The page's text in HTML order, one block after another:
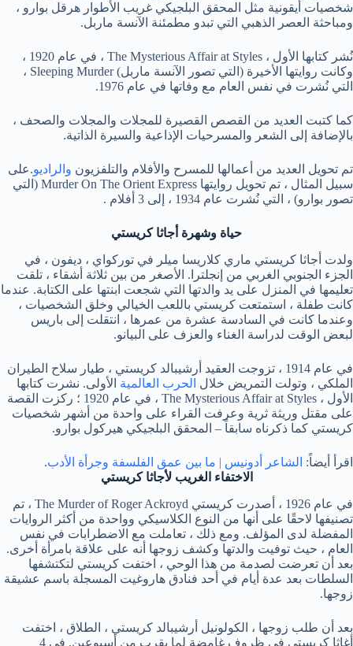
شخصيات أيقونية مثل المحقق البلجيكي غريب الأطوار هرقل بوارو ،
ومباحثة العصر الذهبي التي تبدو مطمئنة الآنسة ماربل.
نُشر كتابها الأول ، The Mysterious Affair at Styles ، في عام 1920 ،
وكانت روايتها الأخيرة (التي تصور الآنسة ماربل) Sleeping Murder ،
التي نُشرت في نفس العام مع وفاتها في عام 1976.
كما كتبت العديد من القصص القصيرة للمجلات والمجلات والصحف ،
بالإضافة إلى الشعر والمسرحيات الإذاعية والسيرة الذاتية.
تم تحويل العديد من أعمالها للمسرح والأفلام والتلفزيون والراديو.على
سبيل المثال ، تم تحويل روايتها Murder On The Orient Express (التي
تصور بوارو) ، التي نُشرت عام 1934 ، إلى 3 أفلام .
حياة وشهرة أجاثا كريستي
ولدت أجاثا كريستي ماري كلاريسا ميلر في توركواي ، ديفون ، في
الجزء الجنوبي الغربي من إنجلترا. الأصغر من بين ثلاثة أشقاء ، تلقت
تعليمها في المنزل على يد والدتها التي شجعت ابنتها على الكتابة. عندما
كانت طفلة ، استمتعت كريستي باللعب الخيالي وخلق الشخصيات ،
وعندما كانت في السادسة عشرة من عمرها ، انتقلت إلى باريس
لبعض الوقت لدراسة الغناء والعزف على البيانو.
في عام 1914 ، تزوجت العقيد أرشيبالد كريستي ، طيار سلاح الطيران
الملكي ، وتولت التمريض خلال الحرب العالمية الأولى. نشرت كتابها
الأول ، The Mysterious Affair at Styles ، في عام 1920 ؛ ركزت القصة
على مقتل وريثة ثرية وعرفت القراء على واحدة من أشهر شخصيات
كريستي كما ذكرناه سابقاً – المحقق البلجيكي هيركول بوارو.
اقرأ أيضاً: الشاعر أدونيس | ما بين عمق الفلسفة وجرأة الأدب.
الاختفاء الغريب لأجاثا كريستي
في عام 1926 ، أصدرت كريستي The Murder of Roger Ackroyd ، تم
تصنيفها لاحقًا على أنها من النوع الكلاسيكي وواحدة من أكثر الروايات
المفضلة لدى المؤلف. ومع ذلك ، تعاملت مع الاضطرابات في نفس
العام ، حيث توفيت والدتها وكشف زوجها أنه على علاقة بامرأة أخرى.
بعد أن تعرضت لصدمة من هذا الوحي ، اختفت كريستي لتكتشفها
السلطات بعد عدة أيام في أحد فنادق هاروغيت المسجلة باسم عشيقة
زوجها.
بعد أن طلب زوجها ، الكولونيل أرشيبالد كريستي ، الطلاق ، اختفت
أغاثا كريستي في ظروف غامضة لما يقرب من أسبوعين. في 4